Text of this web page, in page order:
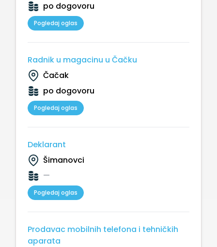
po dogovoru
Pogledaj oglas
Radnik u magacinu u Čačku
Čačak
po dogovoru
Pogledaj oglas
Deklarant
Šimanovci
—
Pogledaj oglas
Prodavac mobilnih telefona i tehničkih
aparata